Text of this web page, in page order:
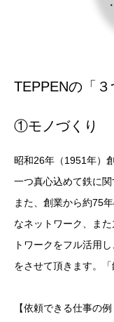
TEPPENの「
①モノづくり
昭和26年（1951年）
一つ真心込めて鉄に関
また、創業から約75
なネットワーク、ま
トワークをフル活用
をさせて頂きます。「
【依頼できる仕事の